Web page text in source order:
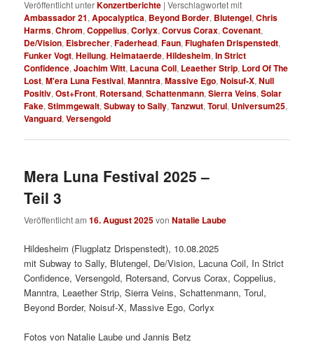
Veröffentlicht unterKonzertberichte |Verschlagwortet mit
Ambassador 21,Apocalyptica, Beyond Border, Blutengel,Chris
Harms,Chrom,Coppelius,Corlyx,Corvus Corax,Covenant,
De/Vision, Eisbrecher,Faderhead,Faun,Flughafen Drispenstedt,
Funker Vogt,Heilung,Heimataerde,Hildesheim,In Strict
Confidence,Joachim Witt, Lacuna Coil, Leaether Strip, Lord Of The
Lost,M'era Luna Festival,Manntra,Massive Ego,Noisuf-X,Null
Positiv,Ost+Front, Rotersand,Schattenmann,Sierra Veins,Solar
Fake,Stimmgewalt,Subway to Sally,Tanzwut,Torul, Universum25,
Vanguard,Versengold
Mera Luna Festival 2025 –
Teil 3
Veröffentlicht am16. August 2025vonNatalie Laube
Hildesheim (Flugplatz Drispenstedt), 10.08.2025
mit Subway to Sally, Blutengel, De/Vision, Lacuna Coil, In Strict
Confidence, Versengold, Rotersand, Corvus Corax, Coppelius,
Manntra, Leaether Strip, Sierra Veins, Schattenmann, Torul,
Beyond Border, Noisuf-X, Massive Ego, Corlyx
Fotos von Natalie Laube und Jannis Betz